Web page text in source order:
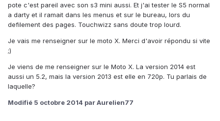
pote c'est pareil avec son s3 mini aussi. Et j'ai tester le S5 normal
a darty et il ramait dans les menus et sur le bureau, lors du
defilement des pages. Touchwizz sans doute trop lourd.
Je vais me renseigner sur le moto X. Merci d'avoir répondu si vite
;)
Je viens de me renseigner sur le Moto X. La version 2014 est
aussi un 5.2, mais la version 2013 est elle en 720p. Tu parlais de
laquelle?
Modifié 5 octobre 2014 par Aurelien77